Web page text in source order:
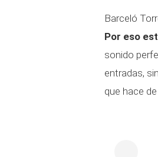
Barceló
Por eso
sonido
entradas,
que hace